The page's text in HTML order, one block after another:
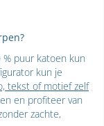
puur katoen kun
kun je
tekst of motief zelf
en profiteer van
zachte,